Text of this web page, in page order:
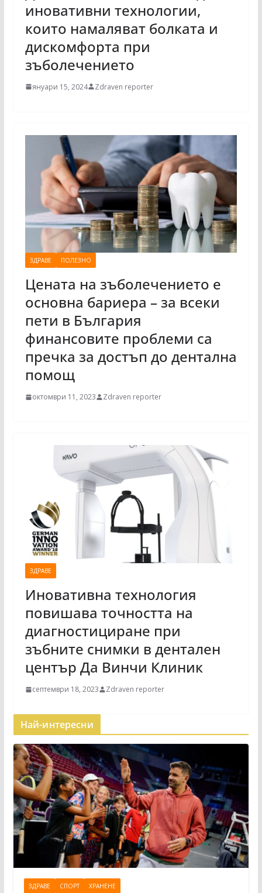
иновативни технологии,
които намаляват болката и
дискомфорта при
зъболечението
януари 15, 2024 Zdraven reporter
ЗДРАВЕ ПОЛЕЗНО
Цената на зъболечението е
основна бариера – за всеки
пети в България
финансовите проблеми са
пречка за достъп до дентална
помощ
октомври 11, 2023 Zdraven reporter
ЗДРАВЕ
Иновативна технология
повишава точността на
диагностициране при
зъбните снимки в дентален
център Да Винчи Клиник
септември 18, 2023 Zdraven reporter
Най-интересни
ЗДРАВЕ СПОРТ ХРАНЕНЕ